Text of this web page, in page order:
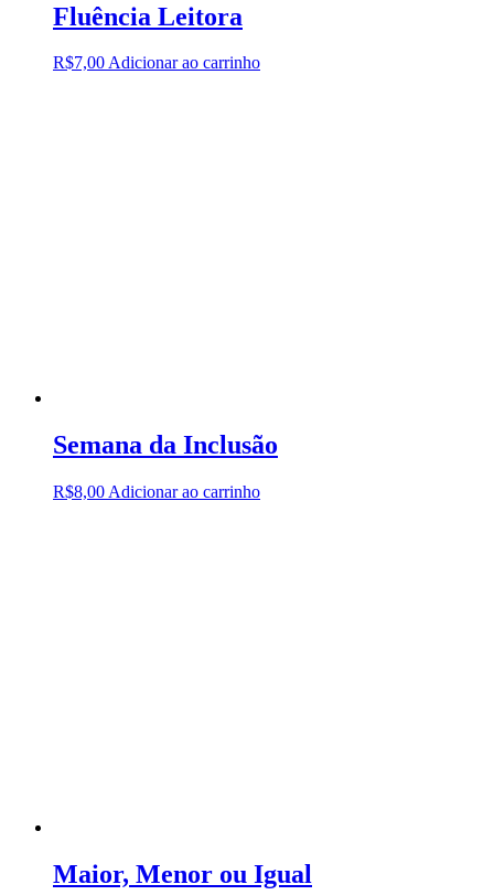
Fluência Leitora
R$7,00Adicionar ao carrinho
Semana da Inclusão
R$8,00 Adicionar ao carrinho
Maior, Menor ou Igual